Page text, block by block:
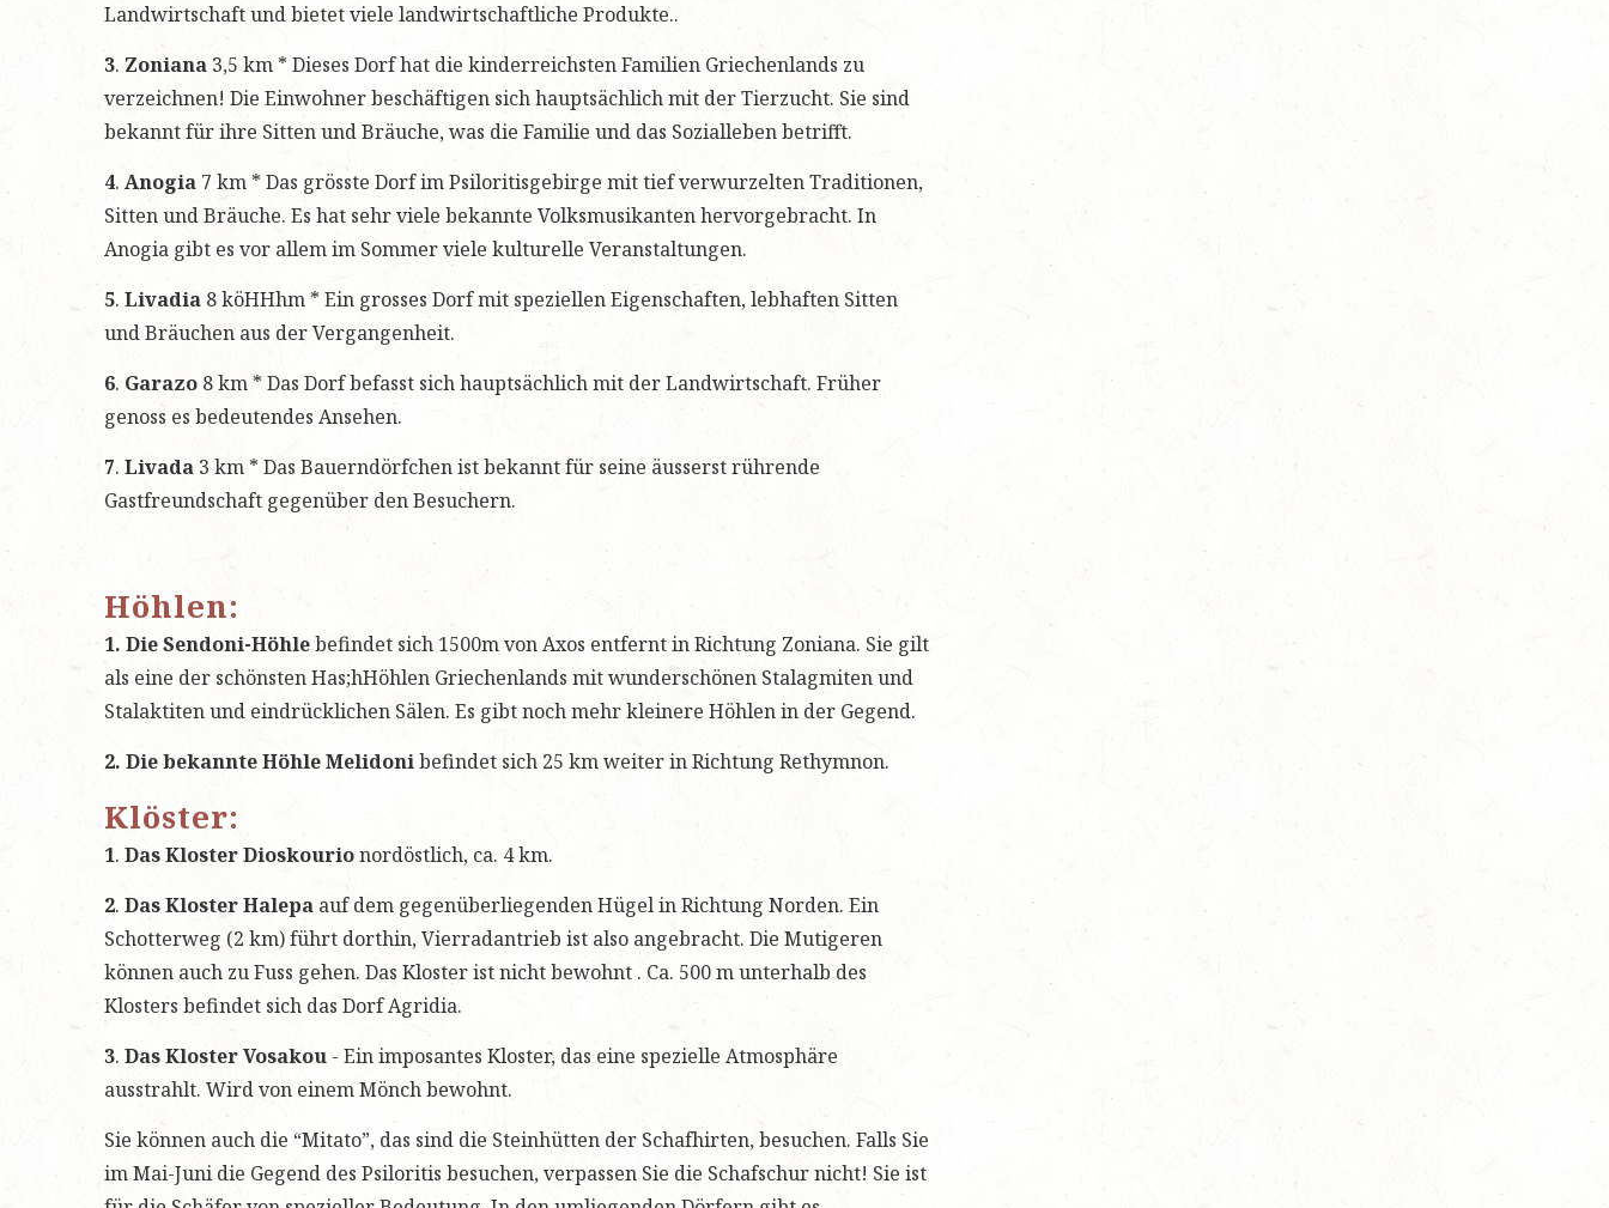
Landwirtschaft und bietet viele landwirtschaftliche Produkte..
3. Zoniana 3,5 km * Dieses Dorf hat die kinderreichsten Familien Griechenlands zu
verzeichnen! Die Einwohner beschäftigen sich hauptsächlich mit der Tierzucht. Sie sind
bekannt für ihre Sitten und Bräuche, was die Familie und das Sozialleben betrifft.
4.Anogia 7 km * Das grösste Dorf im Psiloritisgebirge mit tief verwurzelten Traditionen,
Sitten und Bräuche. Es hat sehr viele bekannte Volksmusikanten hervorgebracht. In
Anogia gibt es vor allem im Sommer viele kulturelle Veranstaltungen.
5.Livadia 8 köHHhm * Ein grosses Dorf mit speziellen Eigenschaften, lebhaften Sitten
und Bräuchen aus der Vergangenheit.
6. Garazo 8 km * Das Dorf befasst sich hauptsächlich mit der Landwirtschaft. Früher
genoss es bedeutendes Ansehen.
7.Livada 3 km * Das Bauerndörfchen ist bekannt für seine äusserst rührende
Gastfreundschaft gegenüber den Besuchern.
Höhlen:
1. Die Sendoni-Höhlebefindet sich 1500m von Axos entfernt in Richtung Zoniana. Sie gilt
als eine der schönsten Has;hHöhlen Griechenlands mit wunderschönen Stalagmiten und
Stalaktiten und eindrücklichen Sälen. Es gibt noch mehr kleinere Höhlen in der Gegend.
2. Die bekannte Höhle Melidonibefindet sich 25 km weiter in Richtung Rethymnon.
Klöster:
1.Das Kloster Dioskourionordöstlich, ca. 4 km.
2.Das Kloster Halepa auf dem gegenüberliegenden Hügel in Richtung Norden. Ein
Schotterweg (2 km) führt dorthin, Vierradantrieb ist also angebracht. Die Mutigeren
können auch zu Fuss gehen. Das Kloster ist nicht bewohnt . Ca. 500 m unterhalb des
Klosters befindet sich das Dorf Agridia.
3.Das Kloster Vosakou - Ein imposantes Kloster, das eine spezielle Atmosphäre
ausstrahlt. Wird von einem Mönch bewohnt.
Sie können auch die “Mitato”, das sind die Steinhütten der Schafhirten, besuchen. Falls Sie
im Mai-Juni die Gegend des Psiloritis besuchen, verpassen Sie die Schafschur nicht! Sie ist